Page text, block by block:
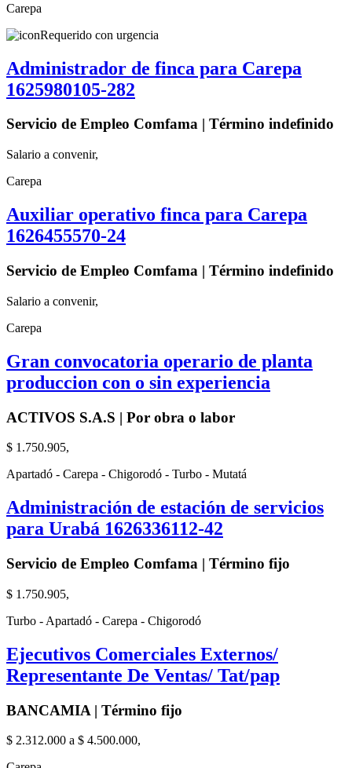
Carepa
Requerido con urgencia
Administrador de finca para Carepa
1625980105-282
Servicio de Empleo Comfama | Término indefinido
Salario a convenir,
Carepa
Auxiliar operativo finca para Carepa
1626455570-24
Servicio de Empleo Comfama | Término indefinido
Salario a convenir,
Carepa
Gran convocatoria operario de planta
produccion con o sin experiencia
ACTIVOS S.A.S | Por obra o labor
$ 1.750.905,
Apartadó - Carepa - Chigorodó - Turbo - Mutatá
Administración de estación de servicios
para Urabá 1626336112-42
Servicio de Empleo Comfama | Término fijo
$ 1.750.905,
Turbo - Apartadó - Carepa - Chigorodó
Ejecutivos Comerciales Externos/
Representante De Ventas/ Tat/pap
BANCAMIA | Término fijo
$ 2.312.000 a $ 4.500.000,